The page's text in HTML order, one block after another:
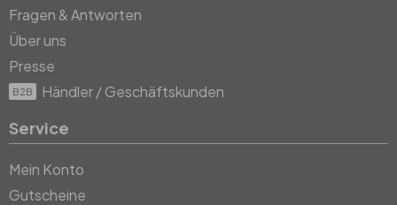
Fragen & Antworten
Über uns
Presse
B2B Händler / Geschäftskunden
Service
Mein Konto
Gutscheine